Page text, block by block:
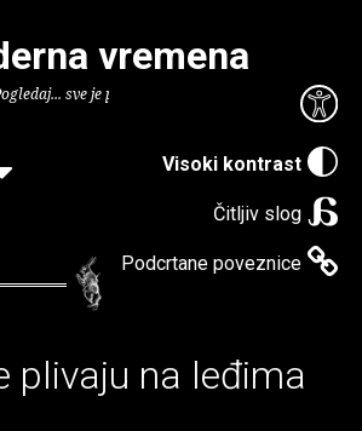
Visoki kontrast
Čitljiv slog
Podcrtane poveznice
vremena
sve je puno knjiga.
plivaju na leđima